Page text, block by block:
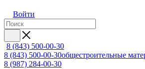
Войти
8 (843) 500-00-30
8 (843) 500-00-30общестроительные
8 (987) 284-00-30